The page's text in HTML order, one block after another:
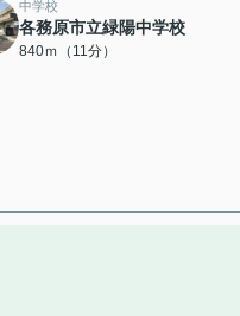
中学校
各務原市立緑陽中学校
840ｍ（11分）